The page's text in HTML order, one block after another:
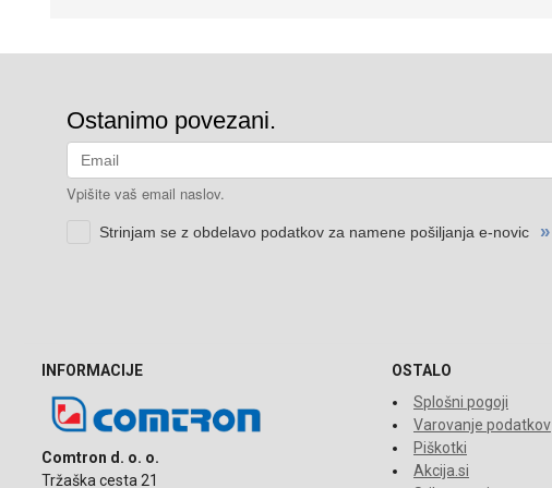
INFORMACIJE
Comtron d. o. o.
Tržaška cesta 21
OSTALO
Splošni pogoji
Varovanje podatkov
Piškotki
Akcija.si